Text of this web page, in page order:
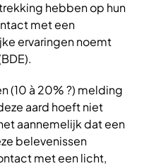
hebben op hun
met een
ervaringen noemt
(10 à 20% ?) melding
aard hoeft niet
aannemelijk dat een
belevenissen
met een licht,